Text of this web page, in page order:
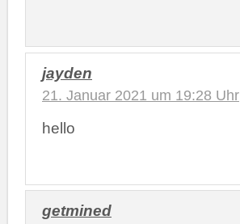
jayden
21. Januar 2021 um 19:28 Uhr
hello
getmined